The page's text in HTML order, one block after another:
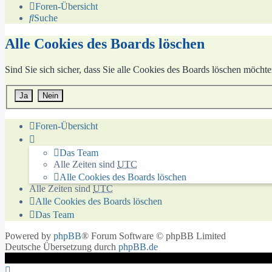
Foren-Übersicht
Suche
Alle Cookies des Boards löschen
Sind Sie sich sicher, dass Sie alle Cookies des Boards löschen
Foren-Übersicht
Das Team
Alle Zeiten sind UTC
Alle Cookies des Boards löschen
Alle Zeiten sindUTC
Alle Cookies des Boards löschen
Das Team
Powered by phpBB® Forum Software © phpBB Limited
Deutsche Übersetzung durch phpBB.de